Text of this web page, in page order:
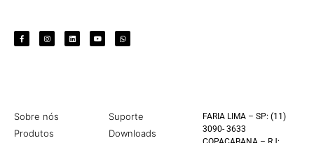
Sobre nós
Produtos
Suporte
Downloads
FARIA LIMA – SP: (11)
3090- 3633